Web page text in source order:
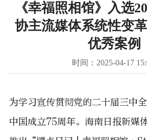
《幸福照相馆》入选
协主流媒体系统性变
优秀案例
时间：2025-04-17
为学习宣传贯彻党的二十届三中
中国成立75周年。海南日报新媒